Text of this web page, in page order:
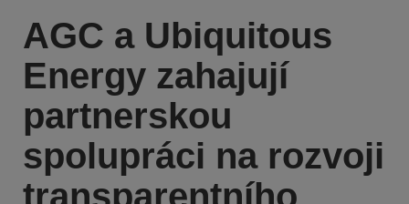
AGC a Ubiquitous
Energy zahajují
partnerskou
spolupráci na rozvoji
transparentního